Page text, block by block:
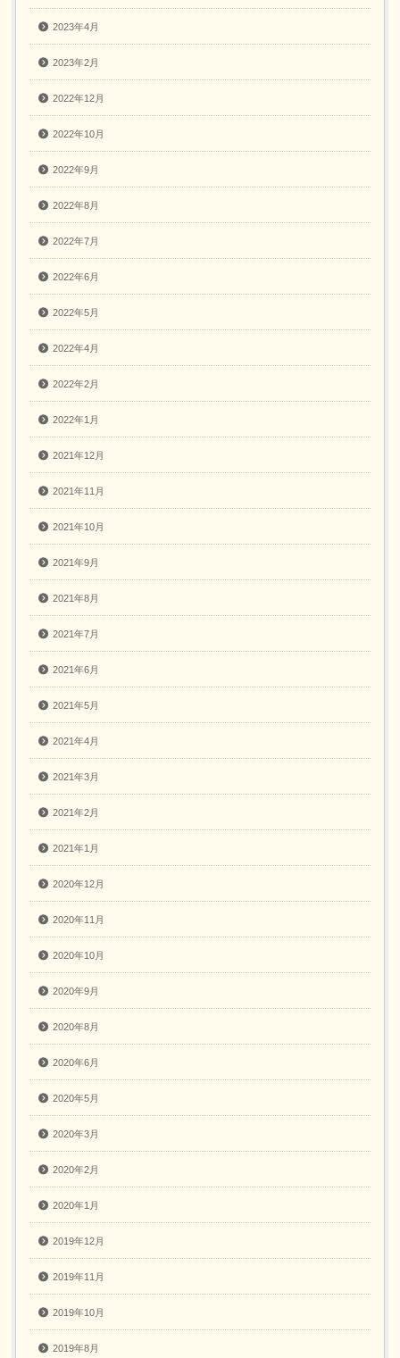
2023年4月
2023年2月
2022年12月
2022年10月
2022年9月
2022年8月
2022年7月
2022年6月
2022年5月
2022年4月
2022年2月
2022年1月
2021年12月
2021年11月
2021年10月
2021年9月
2021年8月
2021年7月
2021年6月
2021年5月
2021年4月
2021年3月
2021年2月
2021年1月
2020年12月
2020年11月
2020年10月
2020年9月
2020年8月
2020年6月
2020年5月
2020年3月
2020年2月
2020年1月
2019年12月
2019年11月
2019年10月
2019年8月